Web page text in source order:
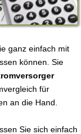
ganz einfach mit
können. Sie
für
an die Hand.
Sie sich einfach